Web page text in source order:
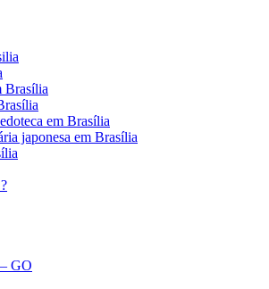
Brasília
em Brasília
japonesa em Brasília
GO